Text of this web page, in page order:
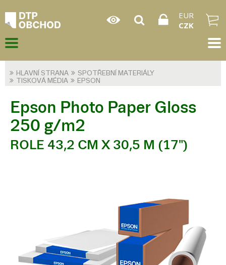
EUR
CZK
HLAVNÍ STRANA
SPOTŘEBNÍ MATERIÁLY
TISKOVÁ MÉDIA
EPSON
Epson Photo Paper Gloss
250 g/m2
ROLE 43,2 CM X 30,5 M (17")